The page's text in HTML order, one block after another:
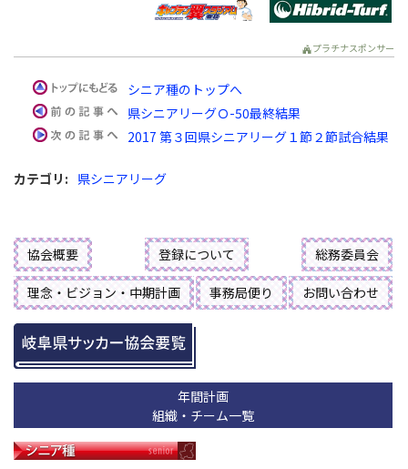
プラチナスポンサー
シニア種のトップへ
県シニアリーグＯ-50最終結果
2017 第３回県シニアリーグ１節２節試合結果
カテゴリ : 県シニアリーグ
協会概要 登録について 総務委員会
理念・ビジョン・中期計画 事務局便り お問い合わせ
年間計画
組織・チーム一覧